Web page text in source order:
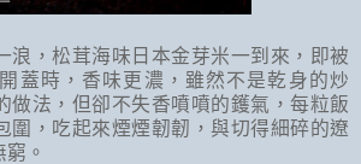
浪，松茸海味日本金芽米一到來，即被
蓋時，香味更濃，雖然不是乾身的炒
做法，但卻不失香噴噴的鑊氣，每粒飯
圍，吃起來煙煙韌韌，與切得細碎的遼
。